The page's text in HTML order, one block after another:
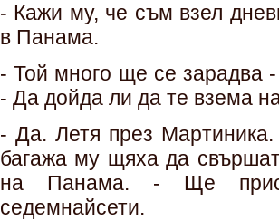
- Кажи му, че съм взел
в Панама.
- Той много ще се зарадва
- Да дойда ли да те взема
- Да. Летя през
багажа му щяха да
на Панама. - Ще
седемнайсети.